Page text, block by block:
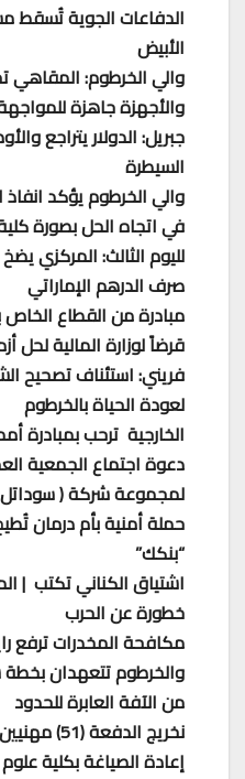
الدفاعات الجوية تُسقط
الأبيض
والي الخرطوم: المقاهي
والأجهزة جاهزة
جبريل: الدولار يتراجع
السيطرة
والي الخرطوم يؤكد انفاذ
في اتجاه الحل بصورة
لليوم الثالث: المركزي
صرف الدرهم الإماراتي
قرضاً لوزارة المالية
فريني: استئناف تصحيح
لعودة الحياة بالخرطوم
الخارجية ترحب بمبادرة
دعوة اجتماع الجمعية
لمجموعة شركة ( سوداتل
حملة أمنية بأم درمان
“بنكك”
اشتياق الكناني تكتب |
خطورة عن الحرب
مكافحة المخدرات ترفع
والخرطوم تتعهدان
من الآفة العابرة للحدود
نخريج
إعادة الصياغة بكلية